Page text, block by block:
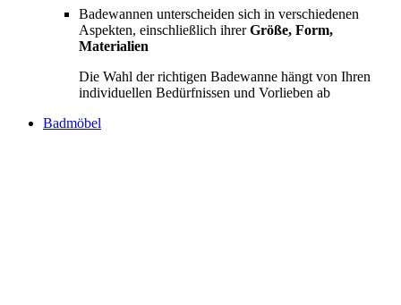
Badewannen unterscheiden sich in verschiedenen
Aspekten, einschließlich ihrerGröße, Form,
Materialien
Die Wahl der richtigen Badewanne hängt von Ihren
individuellen Bedürfnissen und Vorlieben ab
Badmöbel